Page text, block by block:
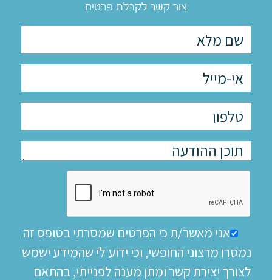
צור קשר לקבלת פרטים
אני מאשר/ת כי הפרטים שמסרתי בטופס זה
נמסרו מרצוני החופשי, וכי ידוע לי שהמידע ישמש
לצורך יצירת קשר ומתן מענה לפנייתי, בהתאם